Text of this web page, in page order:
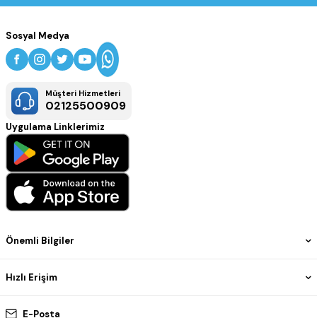
E-Posta
Önemli Bilgiler
Hızlı Erişim
Sosyal Medya
Müşteri Hizmetleri
02125500909
Uygulama Linklerimiz